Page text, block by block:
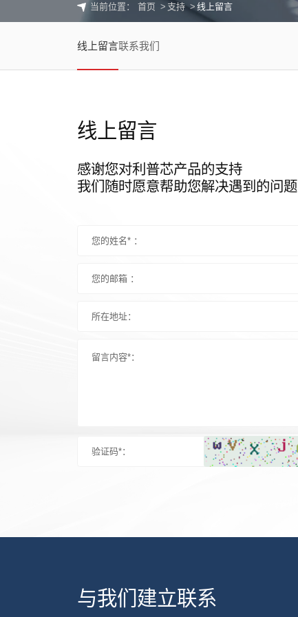
当前位置： 首页 支持 线上留言
线上留言联系我们
线上留言
感谢您对利普芯产品的支持
我们随时愿意帮助您解决遇到的问题
与我们建立联系